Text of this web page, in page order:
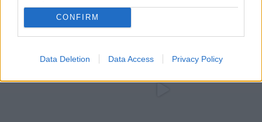
CONFIRM
Data Deletion Data Access Privacy Policy